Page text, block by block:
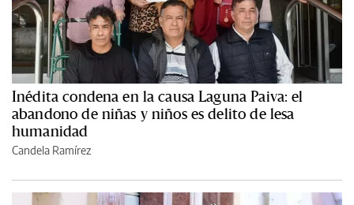
Inédita condena en la causa Laguna Paiva: el
abandono de niñas y niños es delito de lesa
humanidad
Candela Ramírez